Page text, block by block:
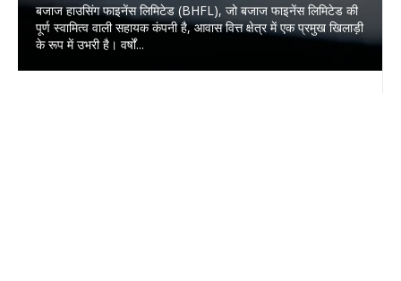
बजाज हाउसिंग फाइनेंस लिमिटेड (BHFL), जो बजाज फाइनेंस लिमिटेड की
पूर्ण स्वामित्व वाली सहायक कंपनी है, आवास वित्त क्षेत्र में एक प्रमुख खिलाड़ी
के रूप में उभरी है। वर्षों...